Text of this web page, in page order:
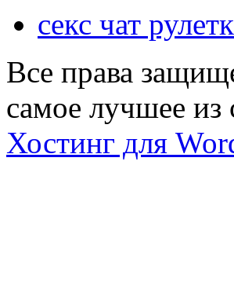
секс чат
Все права
самое лучшее из
Хостинг для